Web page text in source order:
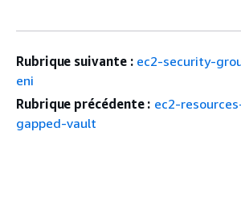
Rubrique suivante : ec2-security-
eni
Rubrique précédente : ec2-
gapped-vault